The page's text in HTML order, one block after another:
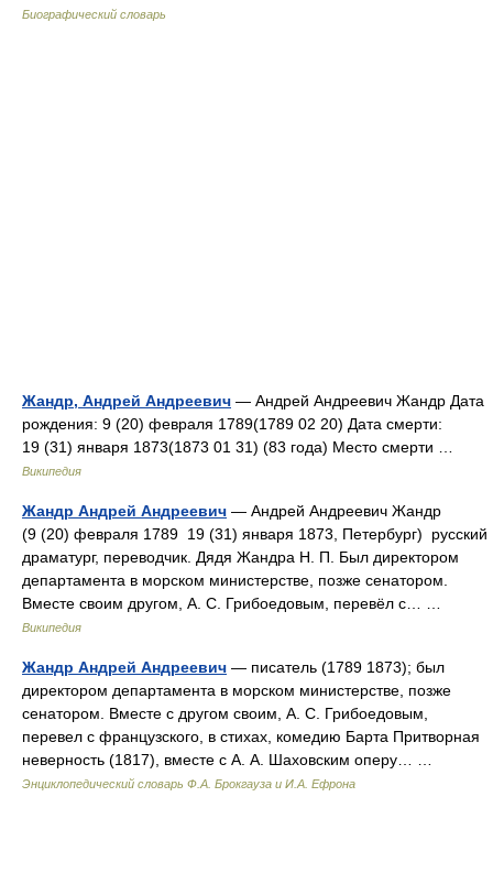
Биографический словарь
Жандр, Андрей Андреевич — Андрей Андреевич Жандр Дата
рождения: 9 (20) февраля 1789(1789 02 20) Дата смерти:
19 (31) января 1873(1873 01 31) (83 года) Место смерти …
Википедия
Жандр Андрей Андреевич — Андрей Андреевич Жандр
(9 (20) февраля 1789 19 (31) января 1873, Петербург) русский
драматург, переводчик. Дядя Жандра Н. П. Был директором
департамента в морском министерстве, позже сенатором.
Вместе своим другом, А. С. Грибоедовым, перевёл с… …
Википедия
Жандр Андрей Андреевич — писатель (1789 1873); был
директором департамента в морском министерстве, позже
сенатором. Вместе с другом своим, А. С. Грибоедовым,
перевел с французского, в стихах, комедию Барта Притворная
неверность (1817), вместе с А. А. Шаховским оперу… …
Энциклопедический словарь Ф.А. Брокгауза и И.А. Ефрона